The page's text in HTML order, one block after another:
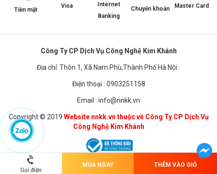
Gọi điện
MUA NGAY THÊM VÀO GIỎ
Tiền mặt
Visa
Internet
Banking
Chuyển khoản Master Card
Công Ty CP Dịch Vụ Công Nghệ Kim Khánh
Địa chỉ: Thôn 1, Xã Nam Phù,Thành Phố Hà Nội .
Điện thoại : 0903251158
Email : info@nnkk.vn
Copyright © 2019 Website nnkk.vn thuộc về Công Ty CP Dịch Vụ
Công Nghệ Kim Khánh
Chuyển sang phiên bản dành cho PC